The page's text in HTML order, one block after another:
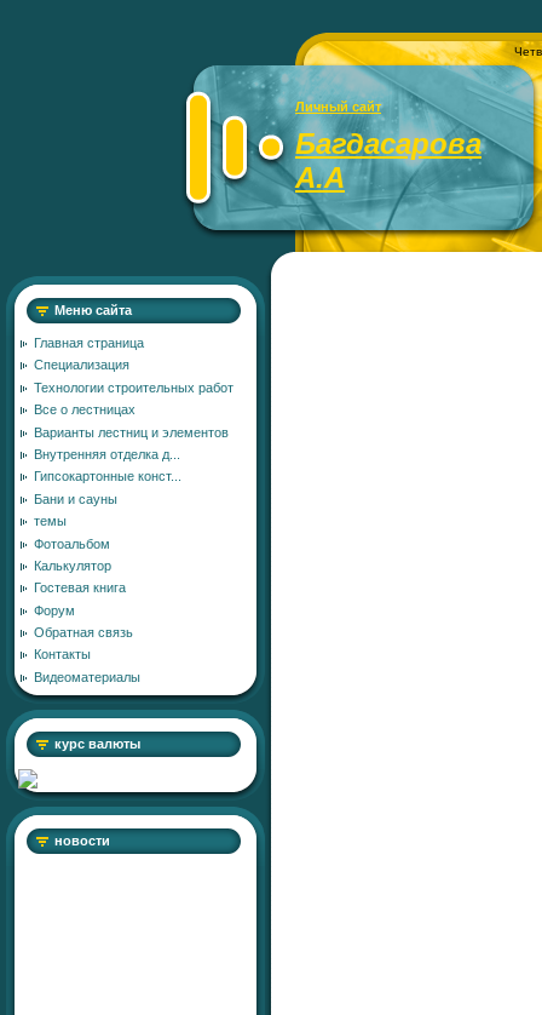
Личный сайт
Багдасарова
А.А
Меню сайта
Главная страница
Специализация
Технологии строительных работ
Все о лестницах
Варианты лестниц и элементов
Внутренняя отделка д...
Гипсокартонные конст...
Бани и сауны
темы
Фотоальбом
Калькулятор
Гостевая книга
Форум
Обратная связь
Контакты
Видеоматериалы
курс валюты
новости